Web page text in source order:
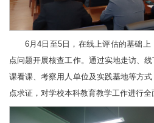
6月4日至5日，在线上评估的基础
点问题开展核查工作。通过实地走访、
课看课、考察用人单位及实践基地等方
点求证，对学校本科教育教学工作进行全